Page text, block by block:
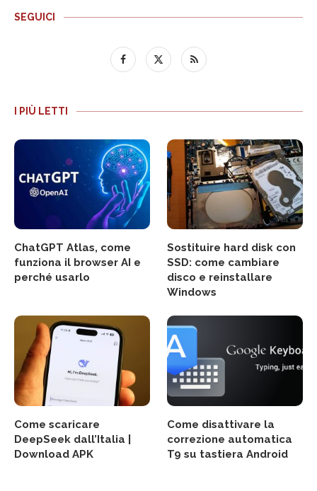
SEGUICI
I PIÙ LETTI
ChatGPT Atlas, come
funziona il browser AI e
perché usarlo
Sostituire hard disk con
SSD: come cambiare
disco e reinstallare
Windows
Come scaricare
DeepSeek dall’Italia |
Download APK
Come disattivare la
correzione automatica
T9 su tastiera Android